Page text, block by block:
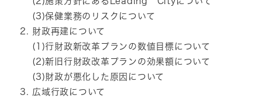
(3)保健業務のリスクについて
財政再建について
(1)行財政新改革プランの数値目標について
(2)新旧行財政改革プランの効果額について
(3)財政が悪化した原因について
広域行政について